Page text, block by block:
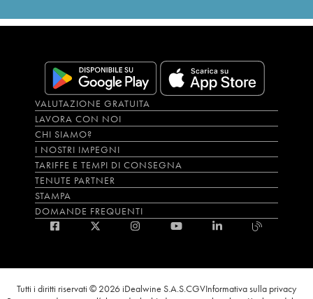
VALUTAZIONE GRATUITA
LAVORA CON NOI
CHI SIAMO?
I NOSTRI IMPEGNI
TARIFFE E TEMPI DI CONSEGNA
TENUTE PARTNER
STAMPA
DOMANDE FREQUENTI
Tutti i diritti riservati © 2026 iDealwine S.A.S.CGVInformativa sulla privacy